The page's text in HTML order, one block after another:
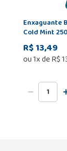
Enxaguante
Cold Mint
R$ 13,49
ou1x deR$